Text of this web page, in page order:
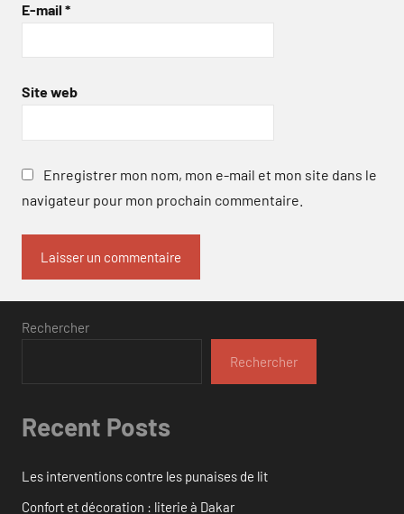
E-mail *
Site web
Enregistrer mon nom, mon e-mail et mon site dans le
navigateur pour mon prochain commentaire.
Rechercher
Rechercher
Recent Posts
Les interventions contre les punaises de lit
Confort et décoration : literie à Dakar